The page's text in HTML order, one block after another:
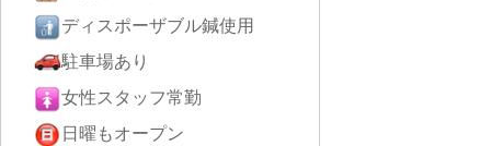
ディスポーザブル鍼使用
駐車場あり
女性スタッフ常勤
日曜もオープン